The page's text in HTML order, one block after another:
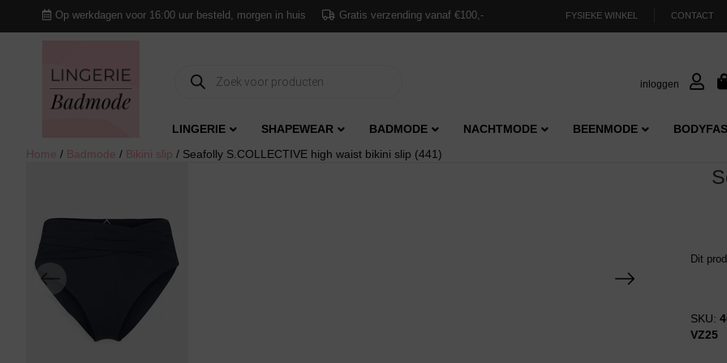
Op werkdagen voor 16:00 uur besteld, morgen in huis Gratis verzending vanaf €100,- FYSIEKE WINKEL CONTACT
Producten
zoeken
inloggen
LINGERIE SHAPEWEAR BADMODE NACHTMODE BEENMODE
Home / Badmode / Bikini slip / Seafolly S.COLLECTIVE high waist bikini slip (441)
Dit
SKU:
VZ25